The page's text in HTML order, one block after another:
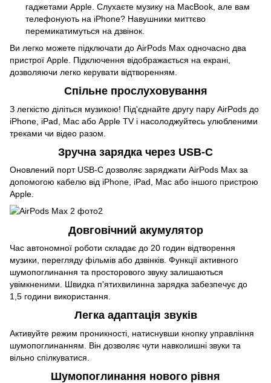
гаджетами Apple. Слухаєте музику на MacBook, але вам
телефонують на iPhone? Навушники миттєво
перемикатимуться на дзвінок.
Ви легко можете підключати до AirPods Max одночасно два
пристрої Apple. Підключення відображається на екрані,
дозволяючи легко керувати відтворенням.
Спільне прослуховування
З легкістю діліться музикою! Під'єднайте другу пару AirPods до
iPhone, iPad, Mac або Apple TV і насолоджуйтесь улюбленими
треками чи відео разом.
Зручна зарядка через USB‑C
Оновлений порт USB-C дозволяє заряджати AirPods Max за
допомогою кабелю від iPhone, iPad, Mac або іншого пристрою
Apple.
Довговічний акумулятор
Час автономної роботи складає до 20 годин відтворення
музики, перегляду фільмів або дзвінків. Функції активного
шумопоглинання та просторового звуку залишаються
увімкненими. Швидка п'ятихвилинна зарядка забезпечує до
1,5 години використання.
Легка адаптація звуків
Активуйте режим проникності, натиснувши кнопку управління
шумопоглинанням. Він дозволяє чути навколишні звуки та
вільно спілкуватися.
Шумопоглинання нового рівня